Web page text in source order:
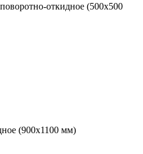
откидное (500х500
(900х1100 мм)